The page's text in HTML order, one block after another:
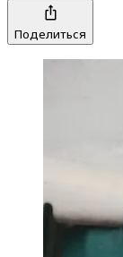
Поделиться